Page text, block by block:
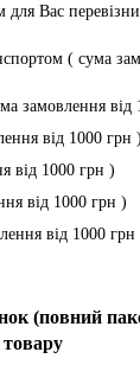
Вас
( сума
замовлення від
від 1000 грн )
від 1000 грн )
від 1000 грн )
від 1000 грн
(повний